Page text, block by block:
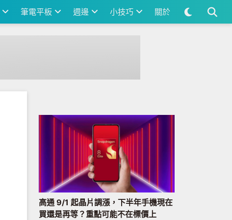
筆電平板 週邊 小技巧 關於
高通 9/1 起晶片調漲，下半年手機現在
買還是再等？重點可能不在標價上